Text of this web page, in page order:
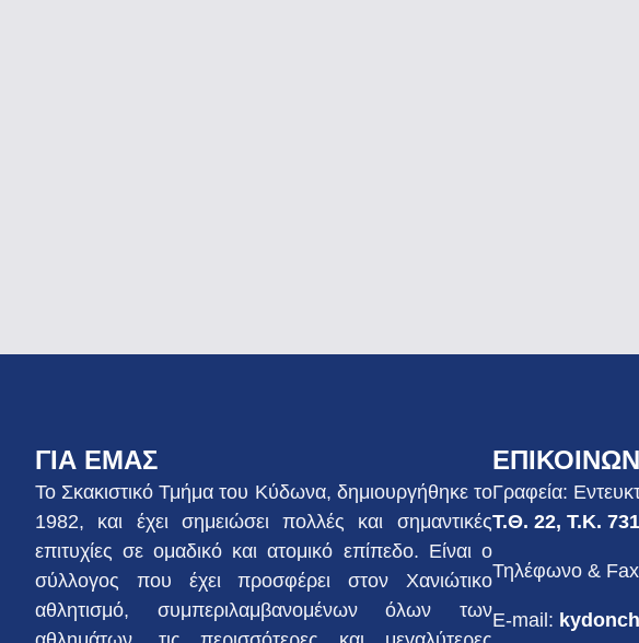
ΓΙΑ ΕΜΑΣ
Το Σκακιστικό Τμήμα του Κύδωνα, δημιουργήθηκε το
1982, και έχει σημειώσει πολλές και σημαντικές
επιτυχίες σε ομαδικό και ατομικό επίπεδο. Είναι ο
σύλλογος που έχει προσφέρει στον Χανιώτικο
αθλητισμό, συμπεριλαμβανομένων όλων των
Γραφεία:
Τ.Θ. 22, Τ.Κ.
Τηλέφωνο &
E-mail: